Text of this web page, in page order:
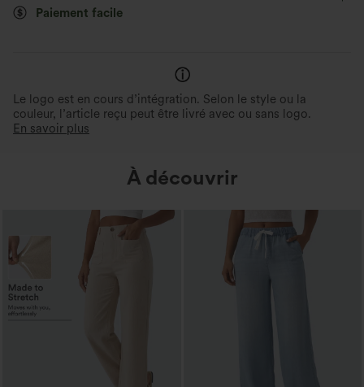
Paiement facile
Le logo est en cours d’intégration. Selon le style ou la
couleur, l’article reçu peut être livré avec ou sans logo.
En savoir plus
À découvrir